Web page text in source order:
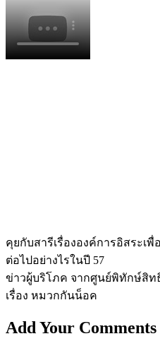
คุยกับสารีเรื่ององค์การอิสระเ
ต่อไปอย่างไรในปี 57
ข่าวผู้บริโภค จากศูนย์พิทักษ์สิ
เรื่อง หมวกกันน็อค
Add Your Comments